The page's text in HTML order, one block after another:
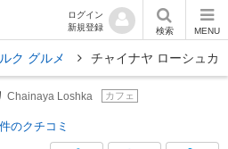
ログイン
新規登録
検索 MENU
ク グルメ チャイナヤ ローシュカ
Chainaya Loshka カフェ
のクチコミ